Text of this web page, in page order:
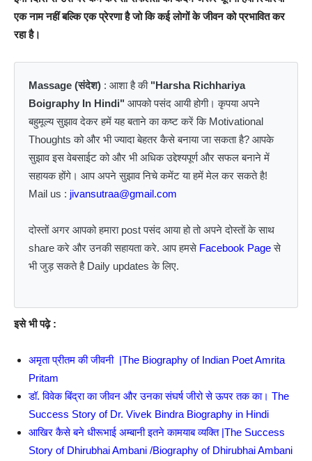
एक नाम नहीं बल्कि एक प्रेरणा है जो कि कई लोगों के जीवन को प्रभावित कर
रहा है।
Massage (संदेश) : आशा है की "Harsha Richhariya
Boigraphy In Hindi" आपको पसंद आयी होगी। कृपया अपने
बहुमूल्य सुझाव देकर हमें यह बताने का कष्ट करें कि Motivational
Thoughts को और भी ज्यादा बेहतर कैसे बनाया जा सकता है? आपके
सुझाव इस वेबसाईट को और भी अधिक उद्देश्यपूर्ण और सफल बनाने में
सहायक होंगे। आप अपने सुझाव निचे कमेंट या हमें मेल कर सकते है!
Mail us : jivansutraa@gmail.com
दोस्तों अगर आपको हमारा post पसंद आया हो तो अपने दोस्तों के साथ
share करे और उनकी सहायता करे. आप हमसे Facebook Pageसे
भी जुड़ सकते है Daily updates के लिए.
इसे भी पढ़े :
अमृता प्रीतम की जीवनी |The Biography of Indian Poet Amrita
Pritam
डॉ. विवेक बिंद्रा का जीवन और उनका संघर्ष जीरो से ऊपर तक का। The
Success Story of Dr. Vivek Bindra Biography in Hindi
आखिर कैसे बने धीरूभाई अम्बानी इतने कामयाब व्यक्ति |The Success
Story of Dhirubhai Ambani /Biography of Dhirubhai Ambani